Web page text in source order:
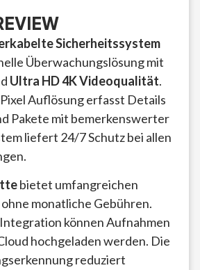
Sicherheitssystem
Überwachungslösung mit
Ultra HD 4K Videoqualität.
Auflösung erfasst Details
Pakete mit bemerkenswerter
liefert 24/7 Schutz bei allen
bietet umfangreichen
monatliche Gebühren.
können Aufnahmen
hochgeladen werden. Die
reduziert